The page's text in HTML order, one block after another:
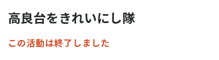
高良台をきれいにし隊
この活動は終了しました